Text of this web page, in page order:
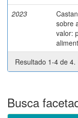
2023
sobre
valor:
Resultado 1-4 de 4.
Busca